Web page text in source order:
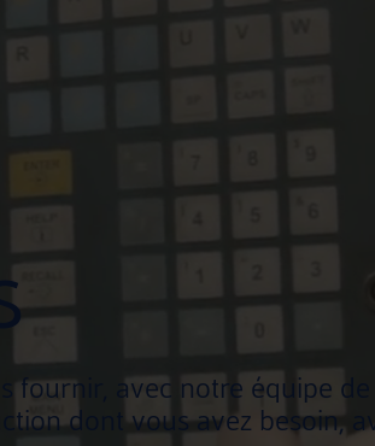
avec notre équipe de
dont vous avez besoin,